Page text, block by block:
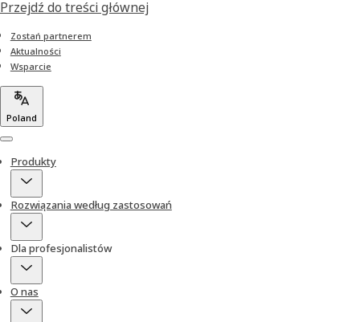
Przejdź do treści głównej
Zostań partnerem
Aktualności
Wsparcie
Poland
Menu
Produkty
Rozwiązania według zastosowań
Dla profesjonalistów
O nas